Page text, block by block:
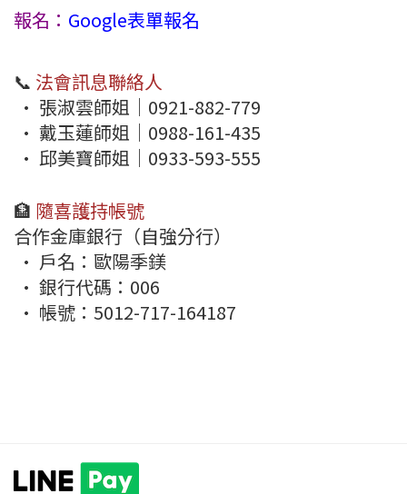
報名： Google表單報名
📞 法會訊息聯絡人
• 張淑雲師姐｜0921-882-779
• 戴玉蓮師姐｜0988-161-435
• 邱美寶師姐｜0933-593-555
🏦 隨喜護持帳號
合作金庫銀行（自強分行）
• 戶名：歐陽季鎂
• 銀行代碼：006
• 帳號：5012-717-164187